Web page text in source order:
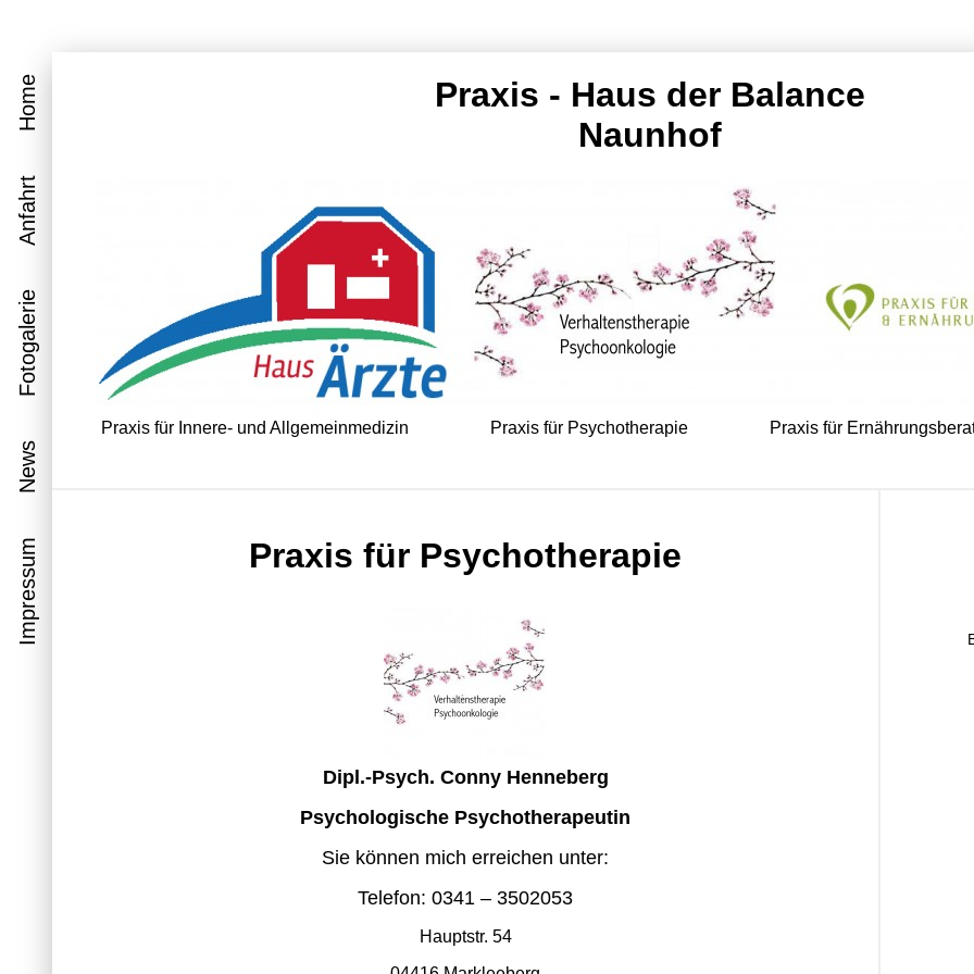
Home
Anfahrt
Fotogalerie
News
Impressum
Praxis - Haus der Balance
Naunhof
Praxis für Innere- und Allgemeinmedizin Praxis für Psychotherapie Praxis für
Praxis für Psychotherapie
Dipl.-Psych. Conny Henneberg
Psychologische Psychotherapeutin
Sie können mich erreichen unter:
Telefon: 0341 – 3502053
Hauptstr. 54